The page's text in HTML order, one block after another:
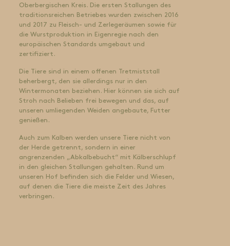
Oberbergischen Kreis. Die ersten Stallungen des
traditionsreichen Betriebes wurden zwischen 2016
und 2017 zu Fleisch- und Zerlegeräumen sowie für
die Wurstproduktion in Eigenregie nach den
europäischen Standards umgebaut und
zertifiziert.
Die Tiere sind in einem offenen Tretmiststall
beherbergt, den sie allerdings nur in den
Wintermonaten beziehen. Hier können sie sich auf
Stroh nach Belieben frei bewegen und das, auf
unseren umliegenden Weiden angebaute, Futter
genießen.
Auch zum Kalben werden unsere Tiere nicht von
der Herde getrennt, sondern in einer
angrenzenden „Abkalbebucht“ mit Kälberschlupf
in den gleichen Stallungen gehalten. Rund um
unseren Hof befinden sich die Felder und Wiesen,
auf denen die Tiere die meiste Zeit des Jahres
verbringen.